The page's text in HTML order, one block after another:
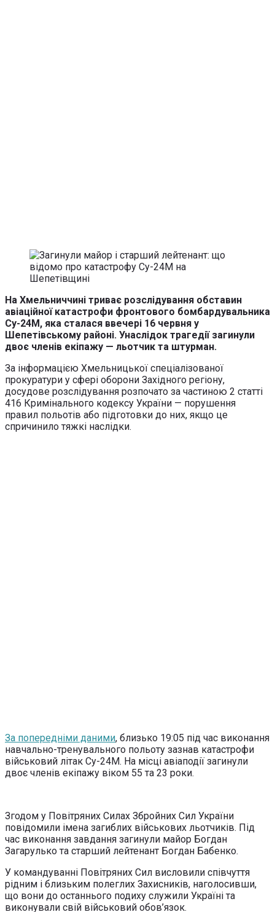
На Хмельниччині триває розслідування обставин
авіаційної катастрофи фронтового бомбардувальника
Су-24М, яка сталася ввечері 16 червня у
Шепетівському районі. Унаслідок трагедії загинули
двоє членів екіпажу — льотчик та штурман.
За інформацією Хмельницької спеціалізованої
прокуратури у сфері оборони Західного регіону,
досудове розслідування розпочато за частиною 2 статті
416 Кримінального кодексу України — порушення
правил польотів або підготовки до них, якщо це
спричинило тяжкі наслідки.
За попередніми даними, близько 19:05 під час виконання
навчально-тренувального польоту зазнав катастрофи
військовий літак Су-24М. На місці авіаподії загинули
двоє членів екіпажу віком 55 та 23 роки.
Згодом у Повітряних Силах Збройних Сил України
повідомили імена загиблих військових льотчиків. Під
час виконання завдання загинули майор Богдан
Загарулько та старший лейтенант Богдан Бабенко.
У командуванні Повітряних Сил висловили співчуття
рідним і близьким полеглих Захисників, наголосивши,
що вони до останнього подиху служили Україні та
виконували свій військовий обов’язок.